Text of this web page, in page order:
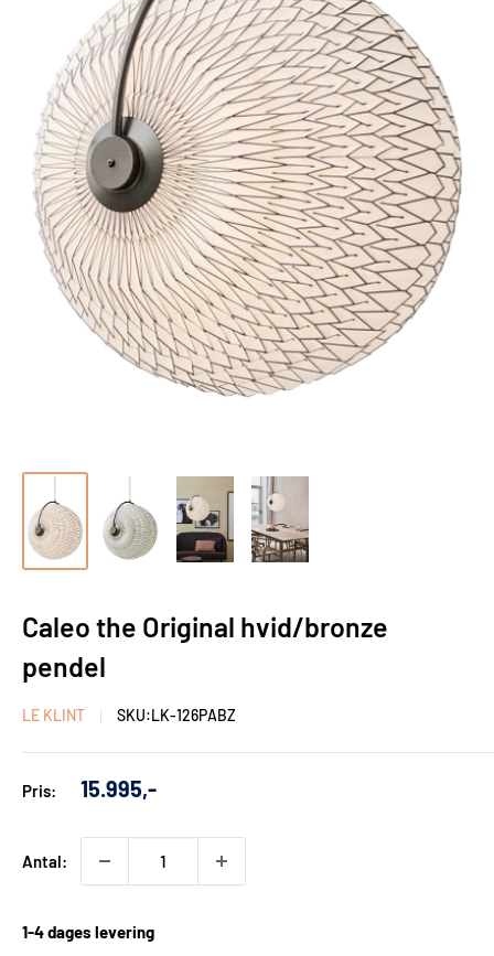
Caleo the Original hvid/bronze
pendel
LE KLINT SKU:LK-126PABZ
Pris:
Udsalgs
15.995,-
Antal:
1-4 dages levering